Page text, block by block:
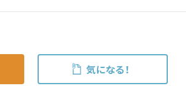
気になる！